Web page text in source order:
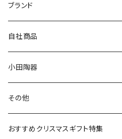
マグ＆カップ
プレート
ボウル
ガラスウェア
カトラリー
ムーミン
80th記念アイテム
リトルミイの日記念アイテム
MOOMIN ANIMATION
スヌーピー
ピーターラビット
ポケットモンスター
ブランド
LA AMYS(エミーズ)
LISA LARSON(リサラーソン)
LAURA ASHLEY(ローラ アシュレ
Finlayson(フィンレイソン)
自社商品
ねこ企画
Cecera(セセラ)
CELEC(セレック)
小田陶器
さざなみ
吉祥
その他
リサイクル食器
おすすめクリスマスギフト特集